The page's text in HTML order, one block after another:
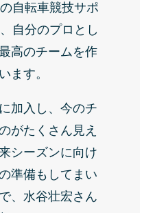
自転車競技サポ
自分のプロとし
高のチームを作
ます。
加入し、今のチ
がたくさん見え
シーズンに向け
準備もしてまい
、水谷壮宏さん